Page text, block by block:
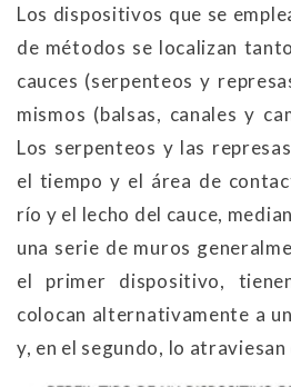
Los dispositivos que se
de métodos se localizan
cauces (serpenteos y
mismos (balsas, canales y
Los serpenteos y las
el tiempo y el área de
río y el lecho del cauce,
una serie de muros
el primer dispositivo,
colocan alternativamente a
y, en el segundo, lo atraviesan